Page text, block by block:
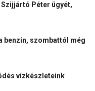
Péter ügyét,
benzin, szombattól még
vízkészleteink